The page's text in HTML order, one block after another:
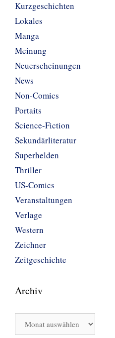
Kurzgeschichten
Lokales
Manga
Meinung
Neuerscheinungen
News
Non-Comics
Portaits
Science-Fiction
Sekundärliteratur
Superhelden
Thriller
US-Comics
Veranstaltungen
Verlage
Western
Zeichner
Zeitgeschichte
Archiv